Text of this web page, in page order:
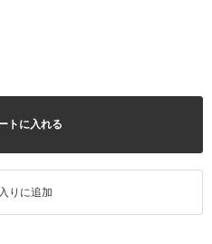
トに入れる
りに追加